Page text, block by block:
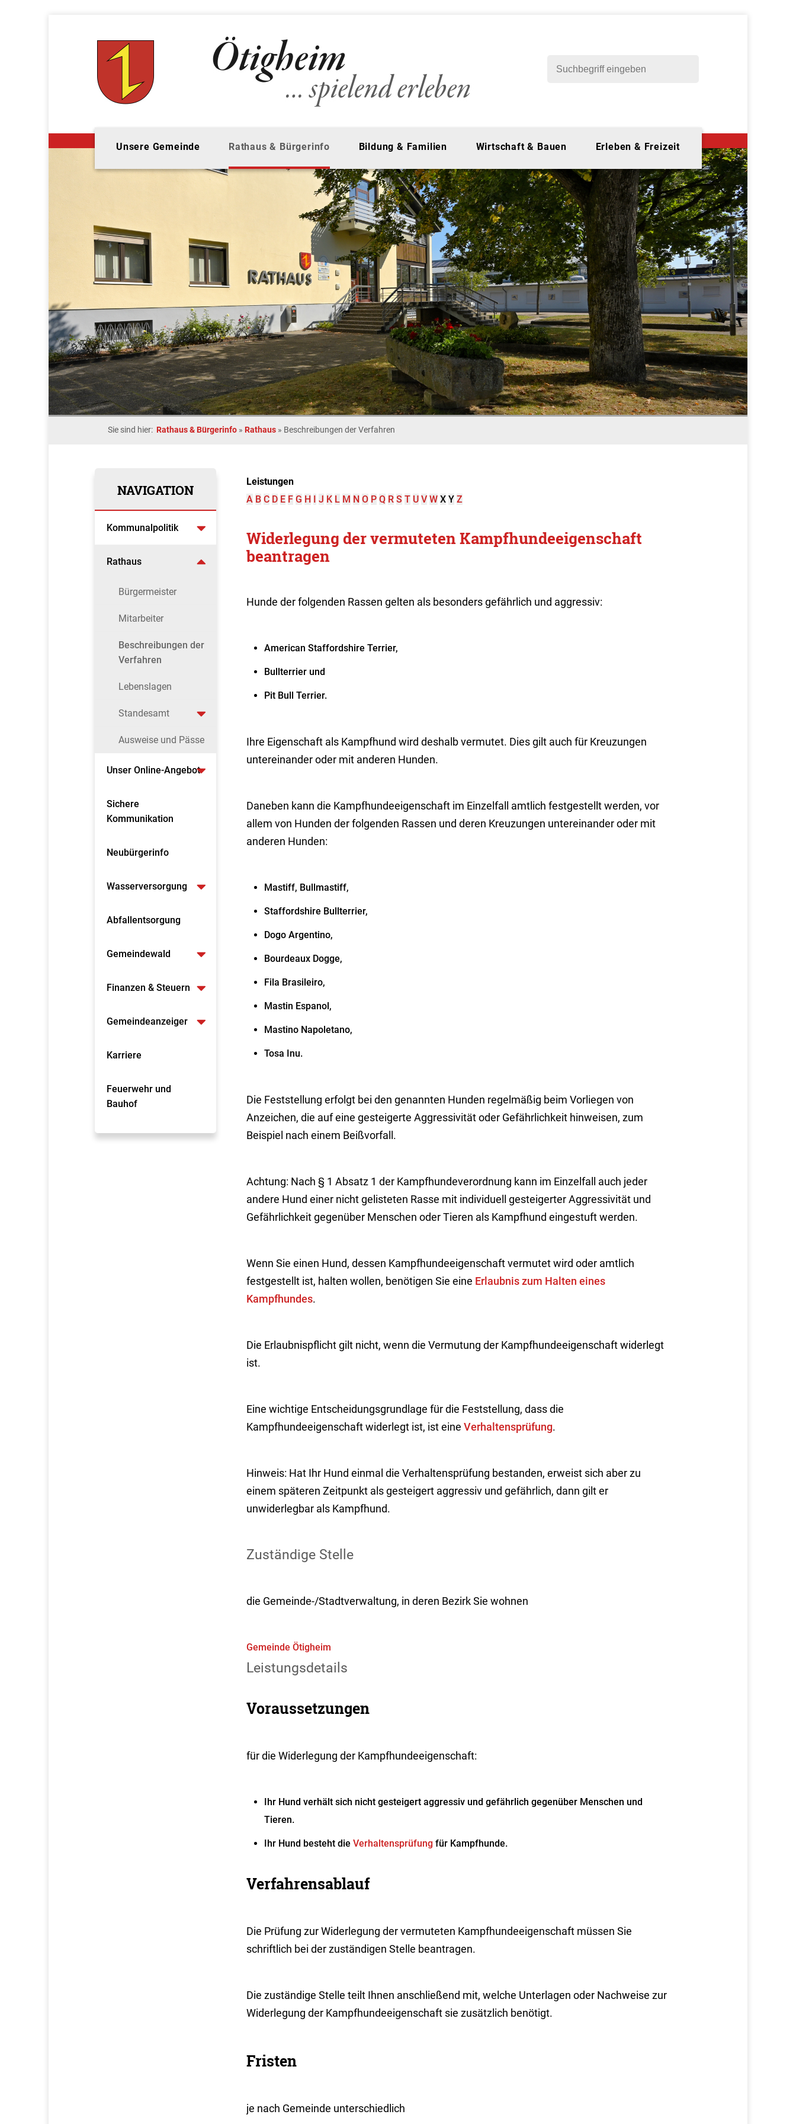
Unsere Gemeinde Rathaus & Bürgerinfo Bildung & Familien Wirtschaft & Bauen Erleben & Freizeit
Sie sind hier: Rathaus & Bürgerinfo » Rathaus » Beschreibungen der Verfahren
NAVIGATION
Kommunalpolitik
Rathaus
Bürgermeister
Mitarbeiter
Beschreibungen der
Verfahren
Lebenslagen
Standesamt
Ausweise und Pässe
Unser Online-Angebot
Sichere
Kommunikation
Neubürgerinfo
Wasserversorgung
Abfallentsorgung
Gemeindewald
Finanzen & Steuern
Gemeindeanzeiger
Karriere
Feuerwehr und
Bauhof
Leistungen
A B C D E F G H I J K L M N O P Q R S T U V W X Y Z
Widerlegung der vermuteten Kampfhundeeigenschaft
beantragen
Hunde der folgenden Rassen gelten als besonders gefährlich und aggressiv:
American Staffordshire Terrier,
Bullterrier und
Pit Bull Terrier.
Ihre Eigenschaft als Kampfhund wird deshalb vermutet. Dies gilt auch für Kreuzungen
untereinander oder mit anderen Hunden.
Daneben kann die Kampfhundeeigenschaft im Einzelfall amtlich festgestellt werden, vor
allem von Hunden der folgenden Rassen und deren Kreuzungen untereinander oder mit
anderen Hunden:
Mastiff, Bullmastiff,
Staffordshire Bullterrier,
Dogo Argentino,
Bourdeaux Dogge,
Fila Brasileiro,
Mastin Espanol,
Mastino Napoletano,
Tosa Inu.
Die Feststellung erfolgt bei den genannten Hunden regelmäßig beim Vorliegen von
Anzeichen, die auf eine gesteigerte Aggressivität oder Gefährlichkeit hinweisen, zum
Beispiel nach einem Beißvorfall .
Achtung: Nach § 1 Absatz 1 der Kampfhundeverordnung kann im Einzelfall auch jeder
andere Hund einer nicht gelisteten Rasse mit individuell gesteigerter Aggressivität und
Gefährlichkeit gegenüber Menschen oder Tieren als Kampfhund eingestuft werden.
Wenn Sie einen Hund, dessen Kampfhundeeigenschaft vermutet wird oder amtlich
festgestellt ist, halten wollen, benötigen Sie eine Erlaubnis zum Halten eines
Kampfhundes.
Die Erlaubnispflicht gilt nicht, wenn die Vermutung der Kampfhundeeigenschaft widerlegt
ist.
Eine wichtige Entscheidungsgrundlage für die Feststellung, dass die
Kampfhundeeigenschaft widerlegt ist, ist eine Verhaltensprüfung.
Hinweis: Hat Ihr Hund einmal die Verhaltensprüfung bestanden, erweist sich aber zu
einem späteren Zeitpunkt als gesteigert aggressiv und gefährlich, dann gilt er
unwiderlegbar als Kampfhund.
Zuständige Stelle
die Gemeinde-/Stadtverwaltung, in deren Bezirk Sie wohnen
Gemeinde Ötigheim
Leistungsdetails
Voraussetzungen
für die Widerlegung der Kampfhundeeigenschaft:
Ihr Hund verhält sich nicht gesteigert aggressiv und gefährlich gegenüber Menschen und
Tieren.
Ihr Hund besteht die Verhaltensprüfung für Kampfhunde.
Verfahrensablauf
Die Prüfung zur Widerlegung der vermuteten Kampfhundeeigenschaft müssen Sie
schriftlich bei der zuständigen Stelle beantragen.
Die zuständige Stelle teilt Ihnen anschließend mit, welche Unterlagen oder Nachweise zur
Widerlegung der Kampfhundeeigenschaft sie zusätzlich benötigt.
Fristen
je nach Gemeinde unterschiedlich